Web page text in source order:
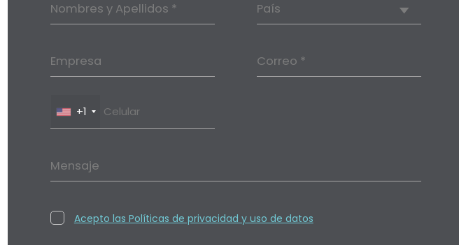
Nombres y Apellidos * País
Empresa Correo *
+1
Mensaje
Acepto las Políticas de privacidad y uso de datos